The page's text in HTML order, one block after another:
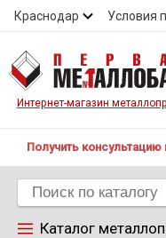
Краснодар Условия
Контакты
Контакты
Интернет-магазин
Получить консультацию
Каталог